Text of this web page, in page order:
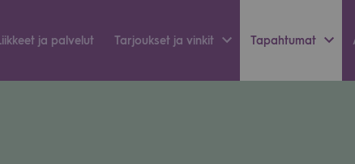
ja pal­ve­lut Tar­jouk­set ja vin­kit Tapah­tu­mat